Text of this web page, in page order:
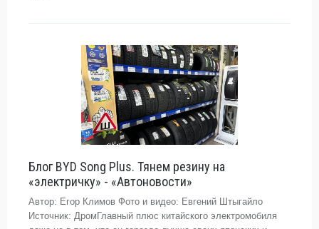
Блог BYD Song Plus. Тянем резину на
«электричку» - «Автоновости»
Автор: Егор Климов Фото и видео: Евгений Штыгайло
Источник: ДромГлавный плюс китайского электромобиля